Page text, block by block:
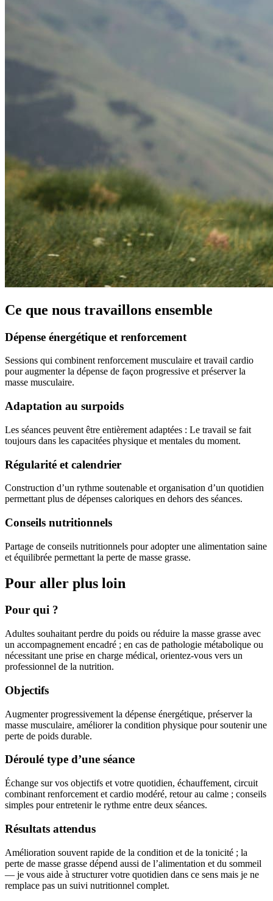
Ce que nous travaillons ensemble
Dépense énergétique et renforcement
Sessions qui combinent renforcement musculaire et travail cardio
pour augmenter la dépense de façon progressive et préserver la
masse musculaire.
Adaptation au surpoids
Les séances peuvent être entièrement adaptées : Le travail se fait
toujours dans les capacitées physique et mentales du moment.
Régularité et calendrier
Construction d’un rythme soutenable et organisation d’un quotidien
permettant plus de dépenses caloriques en dehors des séances.
Conseils nutritionnels
Partage de conseils nutritionnels pour adopter une alimentation saine
et équilibrée permettant la perte de masse grasse.
Pour aller plus loin
Pour qui ?
Adultes souhaitant perdre du poids ou réduire la masse grasse avec
un accompagnement encadré ; en cas de pathologie métabolique ou
nécessitant une prise en charge médical, orientez-vous vers un
professionnel de la nutrition.
Objectifs
Augmenter progressivement la dépense énergétique, préserver la
masse musculaire, améliorer la condition physique pour soutenir une
perte de poids durable.
Déroulé type d’une séance
Échange sur vos objectifs et votre quotidien, échauffement, circuit
combinant renforcement et cardio modéré, retour au calme ; conseils
simples pour entretenir le rythme entre deux séances.
Résultats attendus
Amélioration souvent rapide de la condition et de la tonicité ; la
perte de masse grasse dépend aussi de l’alimentation et du sommeil
— je vous aide à structurer votre quotidien dans ce sens mais je ne
remplace pas un suivi nutritionnel complet.